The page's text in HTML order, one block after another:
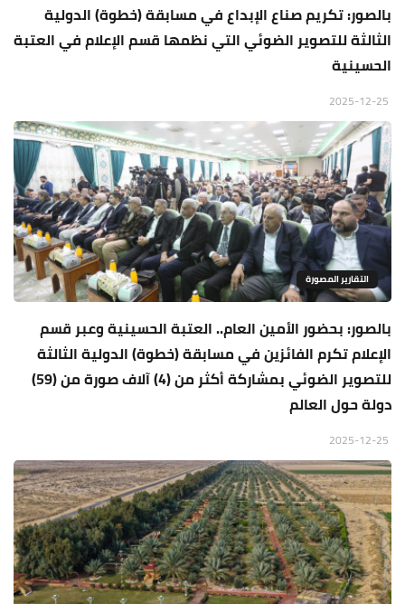
بالصور: تكريم صناع الإبداع في مسابقة (خطوة) الدولية
الثالثة للتصوير الضوئي التي نظمها قسم الإعلام في العتبة
الحسينية
التقارير المصورة
بالصور: بحضور الأمين العام.. العتبة الحسينية وعبر قسم
الإعلام تكرم الفائزين في مسابقة (خطوة) الدولية الثالثة
للتصوير الضوئي بمشاركة أكثر من (4) آلاف صورة من (59)
دولة حول العالم